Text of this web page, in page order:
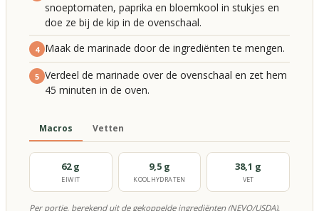
snoeptomaten, paprika en bloemkool in stukjes en
doe ze bij de kip in de ovenschaal.
4 Maak de marinade door de ingrediënten te mengen.
5 Verdeel de marinade over de ovenschaal en zet hem
45 minuten in de oven.
Macros Vetten
62 g
EIWIT
9,5 g
KOOLHYDRATEN
38,1 g
VET
Per portie, berekend uit de gekoppelde ingrediënten (NEVO/USDA).